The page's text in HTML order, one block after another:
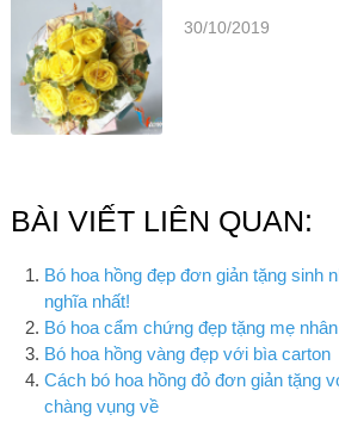
30/10/2019
BÀI VIẾT LIÊN QUAN:
Bó hoa hồng đẹp đơn giản tặng sinh
nghĩa nhất!
Bó hoa cẩm chứng đẹp tặng mẹ
Bó hoa hồng vàng đẹp với bìa carton
Cách bó hoa hồng đỏ đơn giản tặng
chàng vụng về